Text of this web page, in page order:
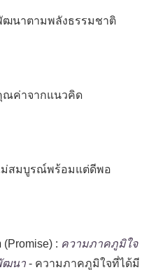
ฒนาตามพลังธรรมชาติ
ณค่าจากแนวคิด
ม่สมบูรณ์พร้อมแต่ดีพอ
(Promise) : ความภาคภูมิใจ
ฒนา - ความภาคภูมิใจที่ได้มี